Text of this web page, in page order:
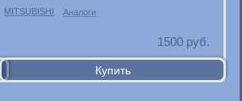
MITSUBISHI Аналоги
1500 руб.